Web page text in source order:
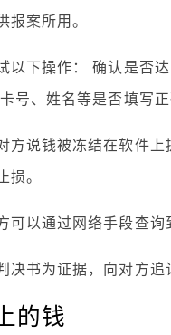
报案所用。
以下操作： 确认是否
号、姓名等是否填写正
方说钱被冻结在软件
损。
以通过网络手段查询
书为证据，向对方追
的钱